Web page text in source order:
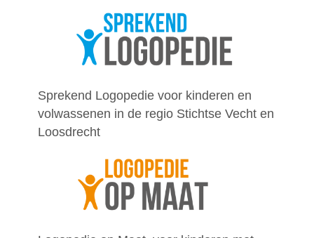
Sprekend Logopedie voor kinderen en
volwassenen in de regio Stichtse Vecht en
Loosdrecht